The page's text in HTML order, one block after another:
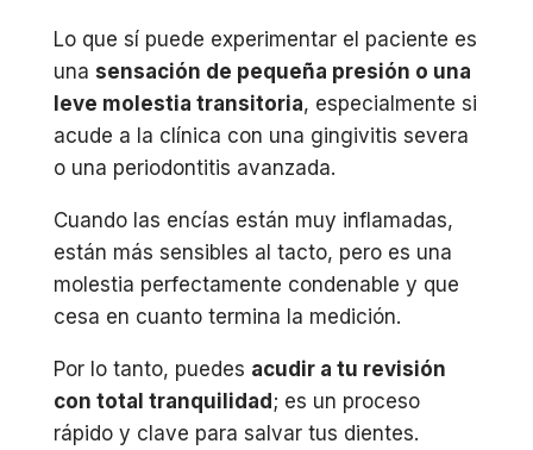
Lo que sí puede experimentar el paciente es
una sensación de pequeña presión o una
leve molestia transitoria, especialmente si
acude a la clínica con una gingivitis severa
o una periodontitis avanzada.
Cuando las encías están muy inflamadas,
están más sensibles al tacto, pero es una
molestia perfectamente condenable y que
cesa en cuanto termina la medición.
Por lo tanto, puedes acudir a tu revisión
con total tranquilidad; es un proceso
rápido y clave para salvar tus dientes.